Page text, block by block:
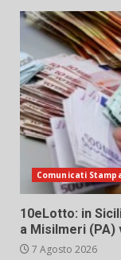
Comunicati
10eLotto: in
a Misilmeri (PA)
7 Agosto 2026